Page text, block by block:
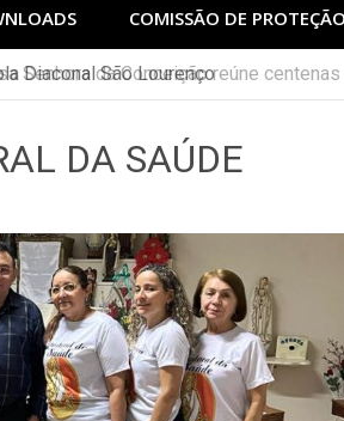
COMISSÃO DE
Diaconal São Lourenço
DA SAÚDE